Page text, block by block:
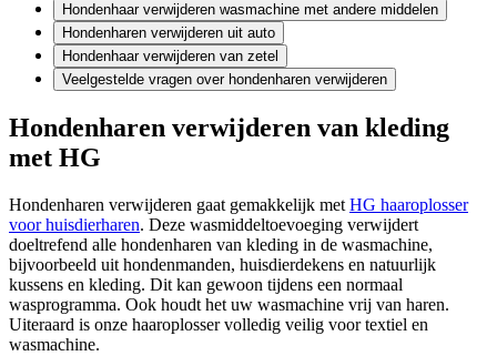
Hondenhaar verwijderen wasmachine met andere middelen
Hondenharen verwijderen uit auto
Hondenhaar verwijderen van zetel
Veelgestelde vragen over hondenharen verwijderen
Hondenharen verwijderen van kleding
met HG
Hondenharen verwijderen gaat gemakkelijk met HG haaroplosser
voor huisdierharen. Deze wasmiddeltoevoeging verwijdert
doeltrefend alle hondenharen van kleding in de wasmachine,
bijvoorbeeld uit hondenmanden, huisdierdekens en natuurlijk
kussens en kleding. Dit kan gewoon tijdens een normaal
wasprogramma. Ook houdt het uw wasmachine vrij van haren.
Uiteraard is onze haaroplosser volledig veilig voor textiel en
wasmachine.